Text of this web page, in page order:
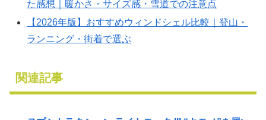
た感想｜暖かさ・サイズ感・雪道での注意点
【2026年版】おすすめウィンドシェル比較｜登山・
ランニング・街着で選ぶ
関連記事